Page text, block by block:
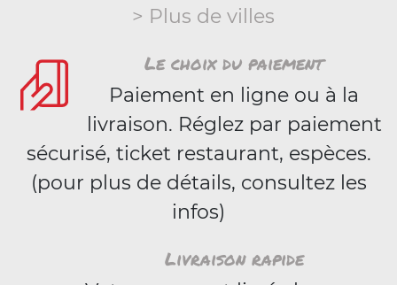
> Plus de villes
Le choix du paiement
Paiement en ligne ou à la
livraison. Réglez par paiement
sécurisé, ticket restaurant, espèces.
(pour plus de détails, consultez les
infos)
Livraison rapide